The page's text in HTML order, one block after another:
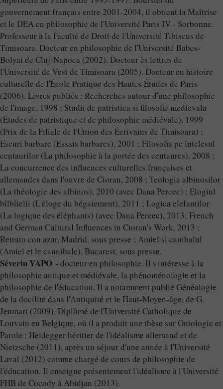
gouvernement français entre 2001-2004, il obtient la Maîtrise
et le DEA en philosophie de l'Université Paris IV - Sorbonne.
Professeur à la Faculté de Droit de l'Université Tibiscus de
Timisoara. Docteur en philosophie de l'Université Babes-
Bolyai de Cluj-Napoca (2002). Docteur ès lettres de
l'Université de Vest de Timisoara (2005). Docteur en histoire
culturelle de l'École Pratique des Hautes Études de Paris
(2006). Livres publiés : Recherches autour d'une philosophie
de l'image, 1998 ; Studii de patristica si filosofie medievala
(Études de patristique et de philosophie médiévale), 1999
(Prix de la Filiale de l'Union des Écrivains de Timisoara) ;
Eseuri barbare (Essais barbares), 2001 ; Filosofia pe întelesul
centaurilor (La philosophie à la portée des centaures), 2008 ;
La concurrence des influences culturelles françaises et
allemandes dans l'ouvre de Cioran, 2008 ; Teologia albinosilor
(La théologie des albinos), 2010 (avec Dana Percec) ; Elogiul
bîlbîielii (L'éloge du bégaiement), 2011 ; Logica elefantilor
(La logique des éléphants) (avec Dana Percec), 2013; French
and German Cultural Influences in Cioran's Work, 2013 ;
Retrato con azar, Madrid, sous presse ; Amiel si canibalul
(Amiel et le cannibale), Bucarest, sous presse.
Séverin YAPO - docteur en philosophie. Il s'intéresse à la
philosophie antique et médiévale, la phénoménologie et la
philosophie de l'éducation. Il a notamment publié Généalogie
de la docilité dans l'Antiquité et le Haut-Moyen-âge, de G.
Jenmart (2009). Diplômé de l'Université Catholique de
Louvain en Belgique, où il a produit une thèse sur Ontologie et
Parole : Heidegger héritier de l'idéalisme allemand et de
Nietzsche (2011), après un séjour d'une année à l'Université
Laval (2012) comme chargé de cours de philosophie de
l'éducation. Il enseigne présentement l'idéalisme à l'Université
FHB de Cocody à Abidjan (2013).